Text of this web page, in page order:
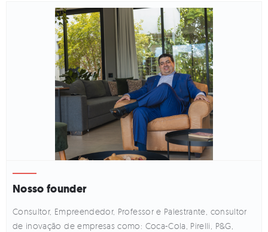
Nosso founder
Consultor, Empreendedor, Professor e Palestrante, consultor
de inovação de empresas como: Coca-Cola, Pirelli, P&G,